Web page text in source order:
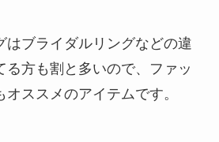
はブライダルリングなどの違
る方も割と多いので、ファッ
ススメのアイテムです。